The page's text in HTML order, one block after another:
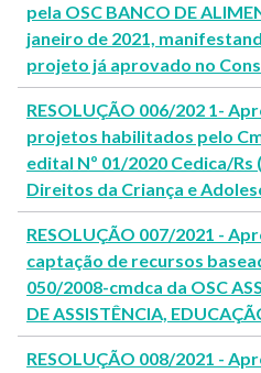
pela OSC BANCO DE
janeiro de 2021,
projeto já aprovado no
RESOLUÇÃO 006/202 1-
projetos habilitados pelo
edital Nº 01/2020 Cedica/
Direitos da Criança e
RESOLUÇÃO 007/2021 -
captação de recursos
050/2008-cmdca da OSC
DE ASSISTÊNCIA,
RESOLUÇÃO 008/2021 -